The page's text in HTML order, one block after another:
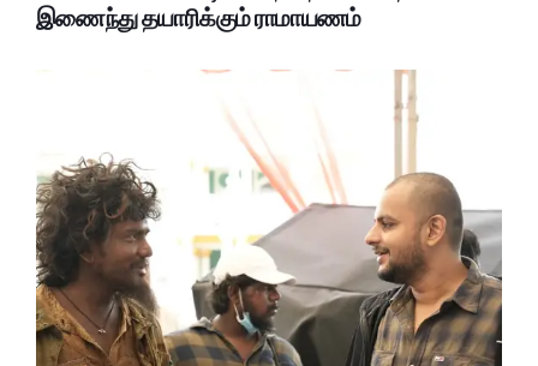
இணைந்து தயாரிக்கும் ராமாயணம்